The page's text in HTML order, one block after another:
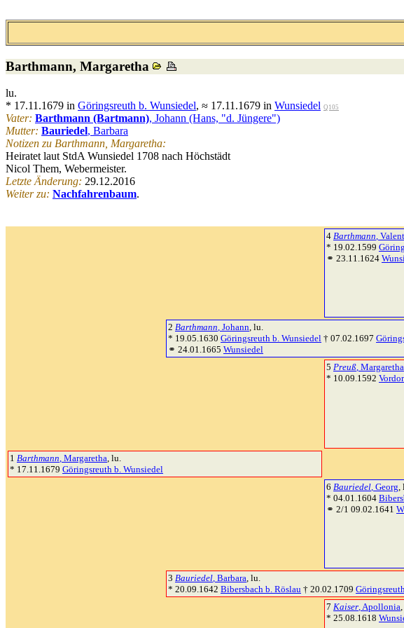
Barthmann, Margaretha
lu.
* 17.11.1679 in Göringsreuth b. Wunsiedel, ≈ 17.11.1679 in Wunsiedel Q105
Vater: Barthmann (Bartmann), Johann (Hans, "d. Jüngere")
Mutter: Bauriedel, Barbara
Notizen zu Barthmann, Margaretha:
Heiratet laut StdA Wunsiedel 1708 nach Höchstädt
Nicol Them, Webermeister.
Letzte Änderung: 29.12.2016
Weiter zu: Nachfahrenbaum.
4 Barthmann,
* 19.02.1599
⚭ 23.11.1624
2 Barthmann, Johann, lu.
* 19.05.1630 Göringsreuth b. Wunsiedel † 07.02.1697
⚭ 24.01.1665 Wunsiedel
5 Preuß, Margaretha
* 10.09.1592
1 Barthmann, Margaretha, lu.
* 17.11.1679 Göringsreuth b. Wunsiedel
6 Bauriedel, Georg,
* 04.01.1604
⚭ 2/1 09.02.1641
3 Bauriedel, Barbara, lu.
* 20.09.1642 Bibersbach b. Röslau † 20.02.1709
7 Kaiser, Apollonia
* 25.08.1618